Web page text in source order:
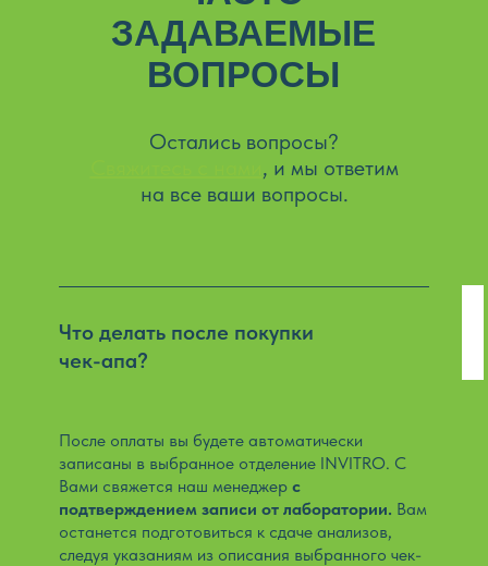
ЗАДАВАЕМЫЕ
ВОПРОСЫ
Остались вопросы?
, и мы ответим
на все ваши вопросы.
Что делать после покупки
чек-апа?
После оплаты вы будете автоматически
записаны в выбранное отделение INVITRO. С
Вами свяжется наш менеджер с
подтверждением записи от лаборатории. Вам
останется подготовиться к сдаче анализов,
следуя указаниям из описания выбранного чек-